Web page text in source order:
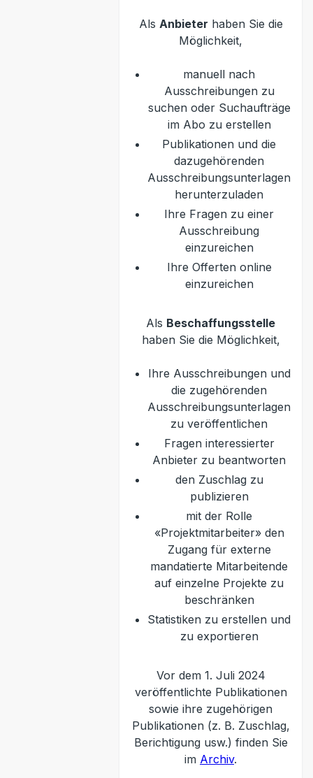
Als Anbieter haben Sie die
Möglichkeit,
manuell nach
Ausschreibungen zu
suchen oder Suchaufträge
im Abo zu erstellen
Publikationen und die
dazugehörenden
Ausschreibungsunterlagen
herunterzuladen
Ihre Fragen zu einer
Ausschreibung
einzureichen
Ihre Offerten online
einzureichen
Als Beschaffungsstelle
haben Sie die Möglichkeit,
Ihre Ausschreibungen und
die zugehörenden
Ausschreibungsunterlagen
zu veröffentlichen
Fragen interessierter
Anbieter zu beantworten
den Zuschlag zu
publizieren
mit der Rolle
«Projektmitarbeiter» den
Zugang für externe
mandatierte Mitarbeitende
auf einzelne Projekte zu
beschränken
Statistiken zu erstellen und
zu exportieren
Vor dem 1. Juli 2024
veröffentlichte Publikationen
sowie ihre zugehörigen
Publikationen (z. B. Zuschlag,
Berichtigung usw.) finden Sie
im Archiv.